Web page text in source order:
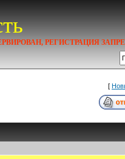
РЕГИСТРАЦИЯ
[